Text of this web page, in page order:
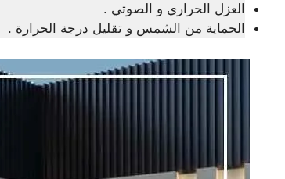
العزل الحراري و الصوتي .
الحماية من الشمس و تقليل درجة الحرارة .